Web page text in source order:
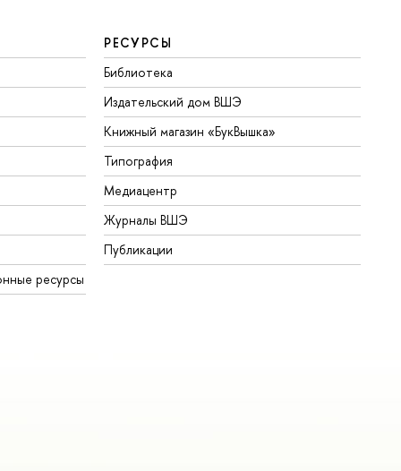
ресурсы
РЕСУРСЫ
Библиотека
Издательский дом ВШЭ
Книжный магазин «БукВышка»
Типография
Медиацентр
Журналы ВШЭ
Публикации